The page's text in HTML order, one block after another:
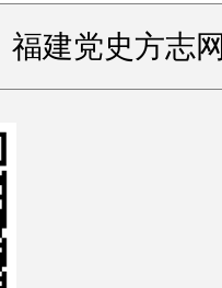
福建党史方志网